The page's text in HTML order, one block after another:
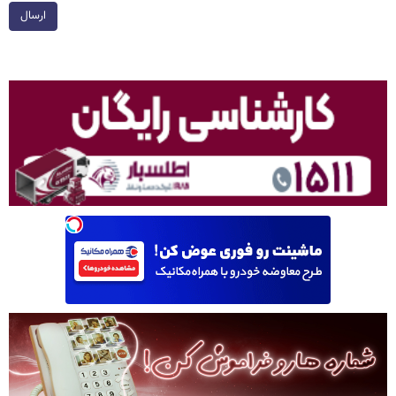
ارسال